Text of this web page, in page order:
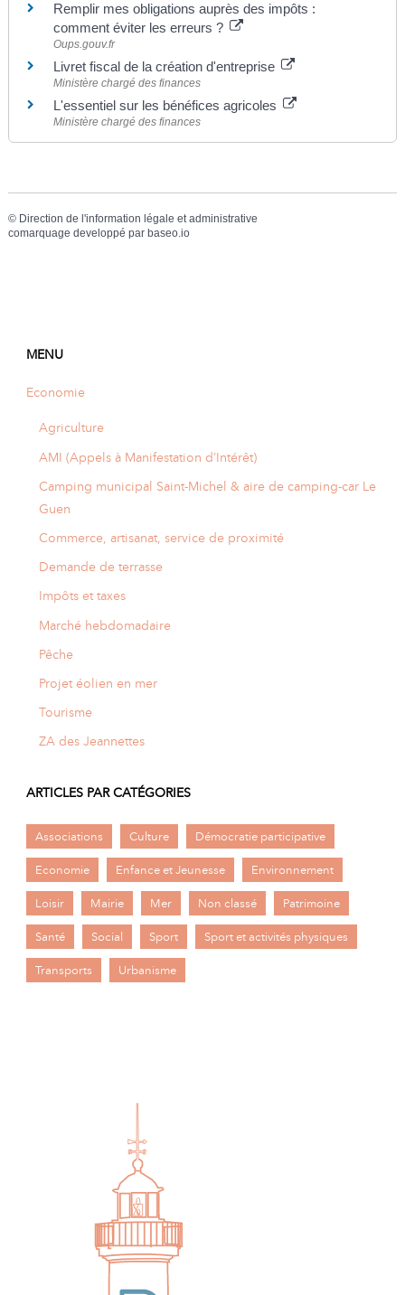
Remplir mes obligations auprès des impôts :
comment éviter les erreurs ?
Oups.gouv.fr
Livret fiscal de la création d'entreprise
Ministère chargé des finances
L'essentiel sur les bénéfices agricoles
Ministère chargé des finances
© Direction de l'information légale et administrative
comarquage developpé par baseo.io
MENU
Economie
Agriculture
AMI (Appels à Manifestation d’Intérêt)
Camping municipal Saint-Michel & aire de camping-car Le
Guen
Commerce, artisanat, service de proximité
Demande de terrasse
Impôts et taxes
Marché hebdomadaire
Pêche
Projet éolien en mer
Tourisme
ZA des Jeannettes
ARTICLES PAR CATÉGORIES
Associations Culture Démocratie participative
Economie Enfance et Jeunesse Environnement
Loisir Mairie Mer Non classé Patrimoine
Santé Social Sport Sport et activités physiques
Transports Urbanisme